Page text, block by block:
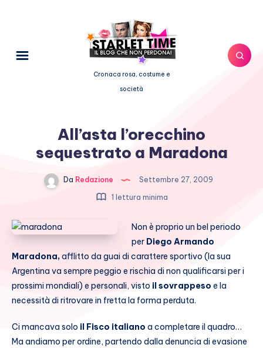
Cronaca rosa, costume e
società
All’asta l’orecchino
sequestrato a Maradona
Da Redazione
Settembre 27, 2009
1 lettura minima
Non è proprio un bel periodo
per Diego Armando
Maradona,afflitto da guai di carattere sportivo (la sua
Argentina va sempre peggio e rischia di non qualificarsi per i
prossimi mondiali) e personali, visto il sovrappeso e la
necessità di ritrovare in fretta la forma perduta.
Ci mancava solo il Fisco italiano a completare il quadro…
Ma andiamo per ordine, partendo dalla denuncia di evasione